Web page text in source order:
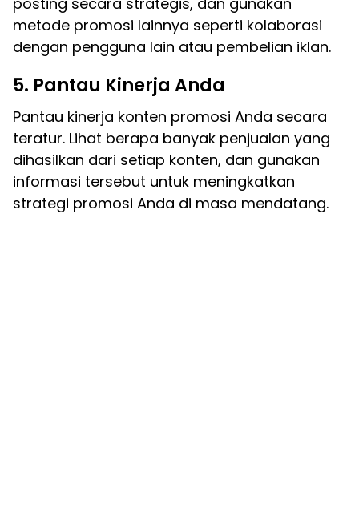
metode promosi lainnya seperti kolaborasi
dengan pengguna lain atau pembelian iklan.
5. Pantau Kinerja Anda
Pantau kinerja konten promosi Anda secara
teratur. Lihat berapa banyak penjualan yang
dihasilkan dari setiap konten, dan gunakan
informasi tersebut untuk meningkatkan
strategi promosi Anda di masa mendatang.